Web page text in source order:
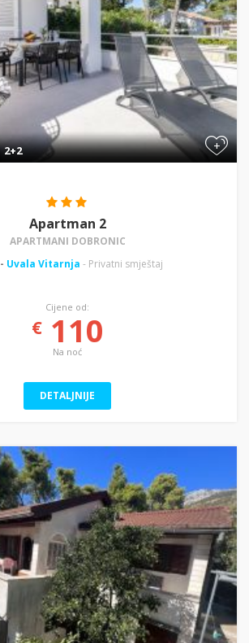
+
2+2
Apartman 2
APARTMANI DOBRONIC
- Uvala Vitarnja - Privatni smještaj
Cijene od:
€110
Na noć
DETALJNIJE